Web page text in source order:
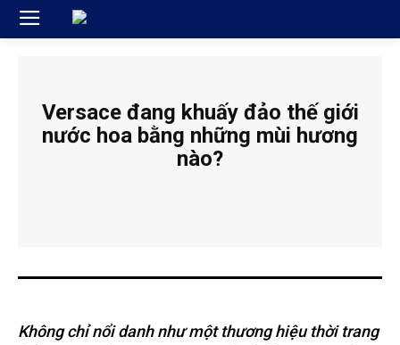
Versace đang khuấy đảo thế giới
nước hoa bằng những mùi hương
nào?
Không chỉ nổi danh như một thương hiệu thời trang